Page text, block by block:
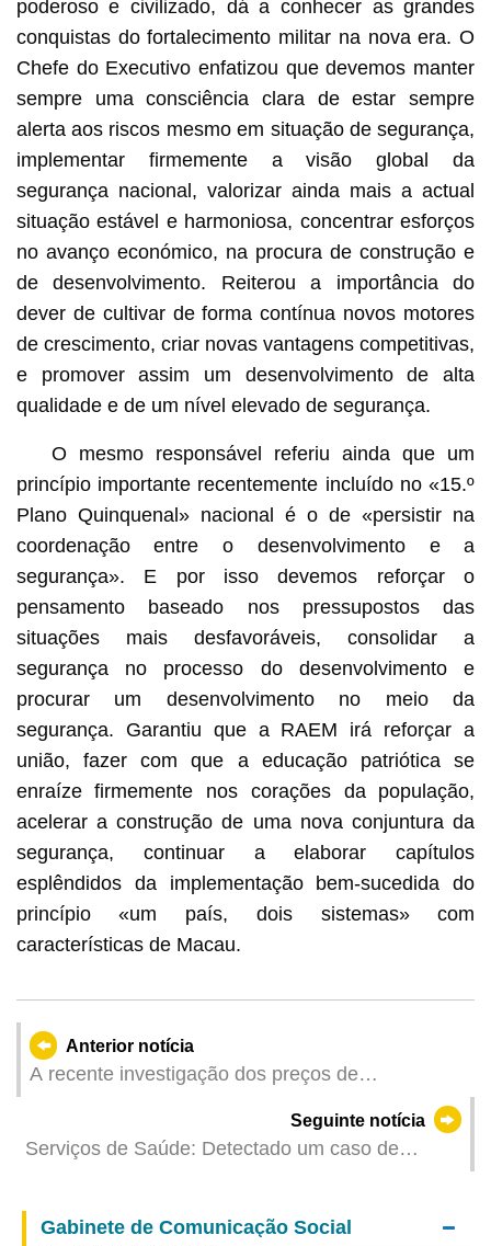
poderoso e civilizado, dá a conhecer as grandes
conquistas do fortalecimento militar na nova era. O
Chefe do Executivo enfatizou que devemos manter
sempre uma consciência clara de estar sempre
alerta aos riscos mesmo em situação de segurança,
implementar firmemente a visão global da
segurança nacional, valorizar ainda mais a actual
situação estável e harmoniosa, concentrar esforços
no avanço económico, na procura de construção e
de desenvolvimento. Reiterou a importância do
dever de cultivar de forma contínua novos motores
de crescimento, criar novas vantagens competitivas,
e promover assim um desenvolvimento de alta
qualidade e de um nível elevado de segurança.
O mesmo responsável referiu ainda que um
princípio importante recentemente incluído no «15.º
Plano Quinquenal» nacional é o de «persistir na
coordenação entre o desenvolvimento e a
segurança». E por isso devemos reforçar o
pensamento baseado nos pressupostos das
situações mais desfavoráveis, consolidar a
segurança no processo do desenvolvimento e
procurar um desenvolvimento no meio da
segurança. Garantiu que a RAEM irá reforçar a
união, fazer com que a educação patriótica se
enraíze firmemente nos corações da população,
acelerar a construção de uma nova conjuntura da
segurança, continuar a elaborar capítulos
esplêndidos da implementação bem-sucedida do
princípio «um país, dois sistemas» com
características de Macau.
Anterior notícia
A recente investigação dos preços de
Seguinte notícia
Serviços de Saúde: Detectado um caso de
Gabinete de Comunicação Social